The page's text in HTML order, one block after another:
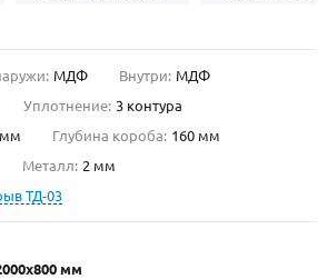
производителя с доставкой и установкой в
МДФ Внутри: МДФ
Уплотнение: 3 контура
мм Глубина короба: 160 мм
Металл: 2 мм
ТД-03
мм